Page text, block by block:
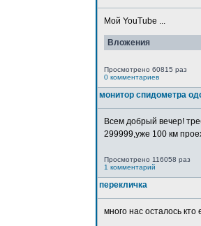
Мой YouTube ...
Вложения
Просмотрено 60815 раз
0 комментариев
монитор спидометра
Всем добрый вечер!
299999,уже 100 км
Просмотрено 116058 раз
1 комментарий
перекличка
много нас осталось